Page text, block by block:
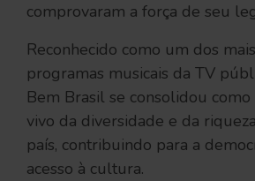
comprovaram a força de seu
Reconhecido como um dos
programas musicais da TV
Bem Brasil se consolidou
vivo da diversidade e da
país, contribuindo para a
acesso à cultura.